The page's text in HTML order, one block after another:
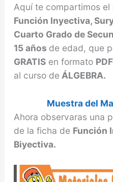
Aquí te compartimos
Función Inyectiva,
Cuarto Grado de
15 años de edad, que
GRATISen formato
al curso de ÁLGEBRA.
Muestra del
Ahora observaras una
de la ficha de Función
Biyectiva.